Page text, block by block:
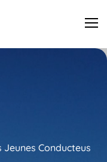
Jeunes Conducteus